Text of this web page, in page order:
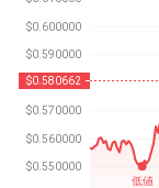
最終更新日時：2026-08-